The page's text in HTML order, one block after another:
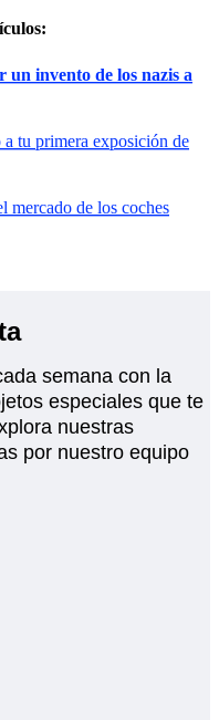
un invento de los nazis a
tu primera exposición de
mercado de los coches
semana con la
especiales que te
nuestras
por nuestro equipo